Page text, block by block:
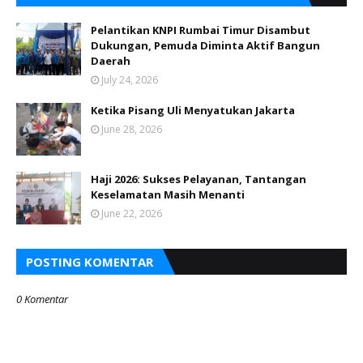
Pelantikan KNPI Rumbai Timur Disambut
Dukungan, Pemuda Diminta Aktif Bangun
Daerah
July 24, 2026
Ketika Pisang Uli Menyatukan Jakarta
June 28, 2026
Haji 2026: Sukses Pelayanan, Tantangan
Keselamatan Masih Menanti
June 22, 2026
POSTING KOMENTAR
0 Komentar